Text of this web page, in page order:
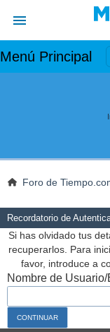
Menú Principal
Foro de
Recordatorio de
Si has olvidado tus
recuperarlos. Para
favor, introduce a
Nombre de Usuario/